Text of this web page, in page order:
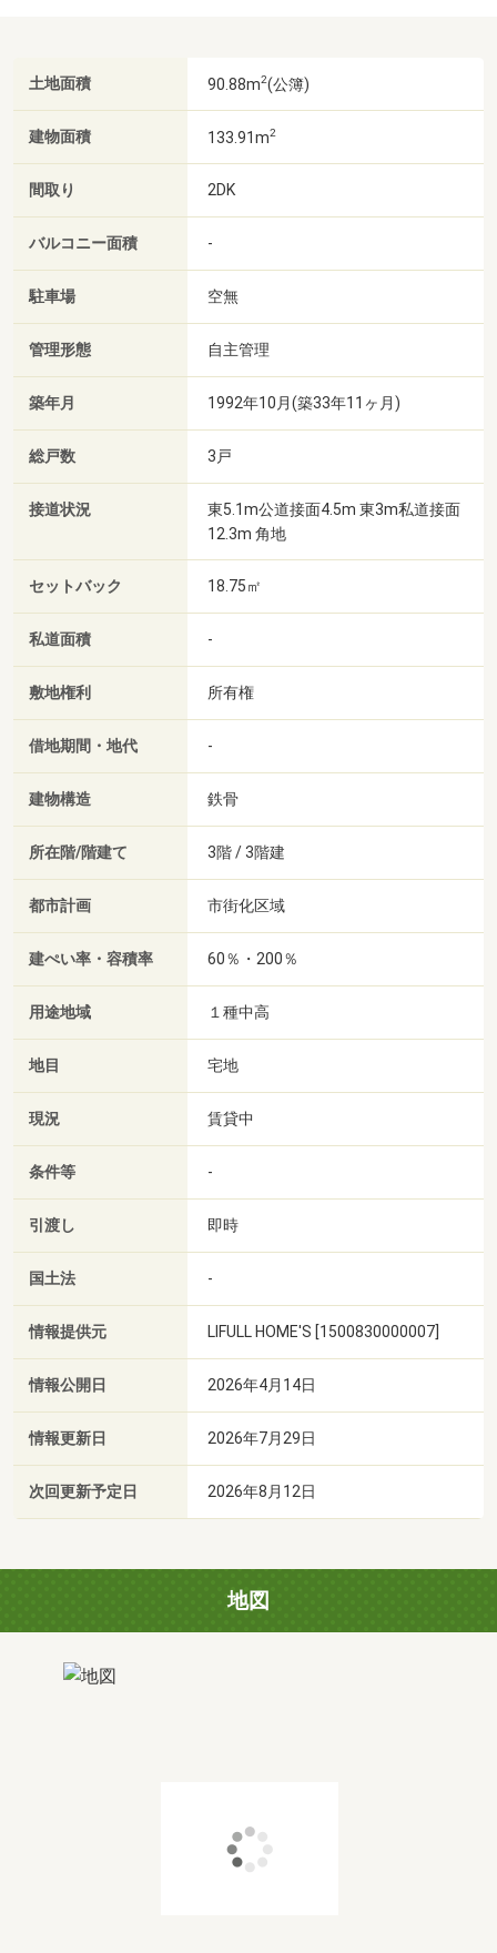
土地面積 90.88m2(公簿)
建物面積 133.91m2
間取り 2DK
バルコニー面積 -
駐車場 空無
管理形態 自主管理
築年月 1992年10月(築33年11ヶ月)
総戸数 3戸
接道状況
東5.1m公道接面4.5m 東3m私道接面
12.3m 角地
セットバック 18.75㎡
私道面積 -
敷地権利 所有権
借地期間・地代 -
建物構造 鉄骨
所在階/階建て 3階 / 3階建
都市計画 市街化区域
建ぺい率・容積率 60％・200％
用途地域 １種中高
地目 宅地
現況 賃貸中
条件等 -
引渡し 即時
国土法 -
情報提供元 LIFULL HOME'S [1500830000007]
情報公開日 2026年4月14日
情報更新日 2026年7月29日
次回更新予定日 2026年8月12日
地図